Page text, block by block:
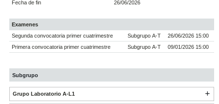
Fecha de fin
26/06/2026
Examenes
Segunda convocatoria primer cuatrimestre
Subgrupo A-T
26/06/2026 15:00
Primera convocatoria primer cuatrimestre
Subgrupo A-T 09/01/2026 15:00
Subgrupo
Grupo Laboratorio A-L1